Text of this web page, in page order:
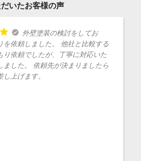
いたお客様の声
外壁塗装の検討をしてお
を依頼しました。 他社と比較する
り依頼でしたが、丁寧に対応いた
ました。 依頼先が決まりましたら
上げます。